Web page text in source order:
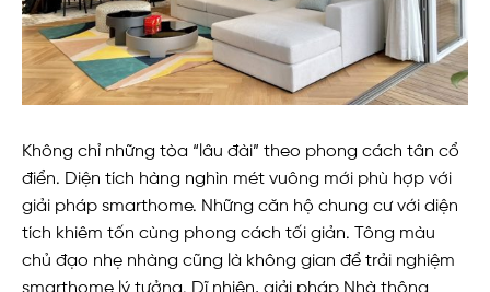
Không chỉ những tòa “lâu đài” theo phong cách tân cổ
điển. Diện tích hàng nghìn mét vuông mới phù hợp với
giải pháp smarthome. Những căn hộ chung cư với diện
tích khiêm tốn cùng phong cách tối giản. Tông màu
chủ đạo nhẹ nhàng cũng là không gian để trải nghiệm
smarthome lý tưởng. Dĩ nhiên, giải pháp Nhà thông